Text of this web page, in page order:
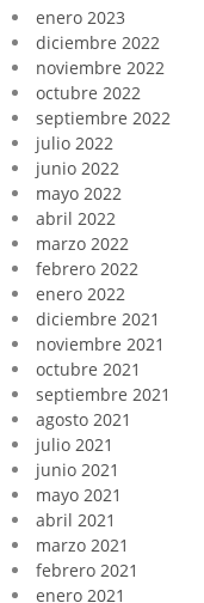
enero 2023
diciembre 2022
noviembre 2022
octubre 2022
septiembre 2022
julio 2022
junio 2022
mayo 2022
abril 2022
marzo 2022
febrero 2022
enero 2022
diciembre 2021
noviembre 2021
octubre 2021
septiembre 2021
agosto 2021
julio 2021
junio 2021
mayo 2021
abril 2021
marzo 2021
febrero 2021
enero 2021